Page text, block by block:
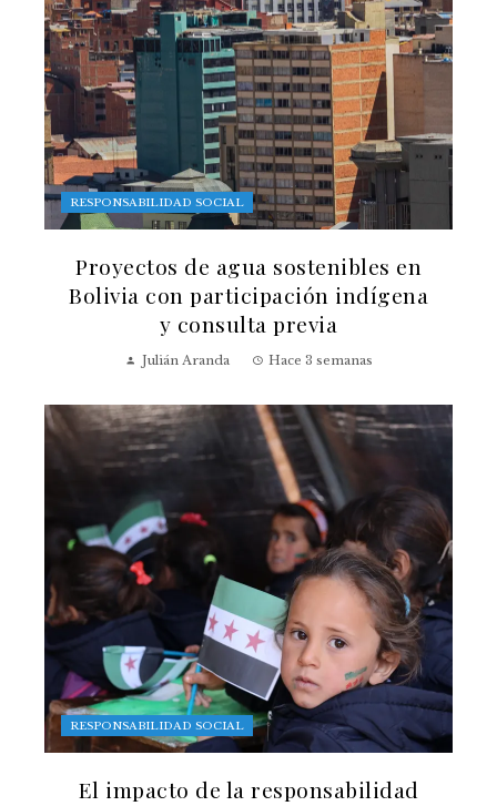
RESPONSABILIDAD SOCIAL
Proyectos de agua sostenibles en
Bolivia con participación indígena
y consulta previa
Julián Aranda Hace 3 semanas
RESPONSABILIDAD SOCIAL
El impacto de la responsabilidad